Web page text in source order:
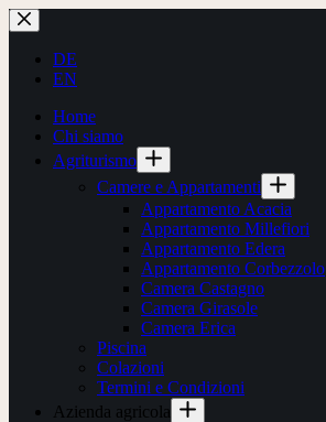
Salta
al
contenuto
DE
EN
Home
Chi siamo
Agriturismo
Camere e Appartamenti
Appartamento Acacia
Appartamento Millefiori
Appartamento Edera
Appartamento Corbezzolo
Camera Castagno
Camera Girasole
Camera Erica
Piscina
Colazioni
Termini e Condizioni
Azienda agricola